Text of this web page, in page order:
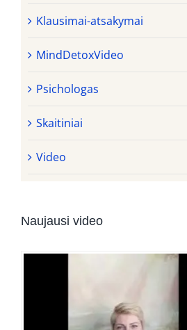
Klausimai-atsakymai
MindDetoxVideo
Psichologas
Skaitiniai
Video
Naujausi video